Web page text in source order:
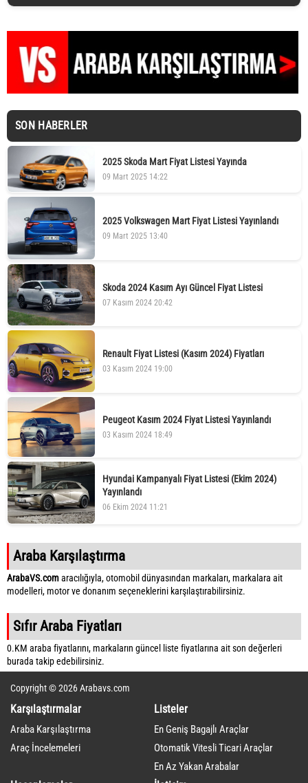
SON HABERLER
2025 Skoda Mart Fiyat Listesi Yayında
09 Mart 2025 14:22
2025 Volkswagen Mart Fiyat Listesi Yayınlandı
09 Mart 2025 13:40
Skoda 2024 Kasım Ayı Güncel Fiyat Listesi
07 Kasım 2024 20:42
Renault Fiyat Listesi (Kasım 2024) Fiyatları
03 Kasım 2024 19:00
Peugeot Kasım 2024 Fiyat Listesi Yayınlandı
03 Kasım 2024 18:49
Hyundai Kampanyalı Fiyat Listesi (Ekim 2024)
Yayınlandı
06 Ekim 2024 11:21
Araba Karşılaştırma
ArabaVS.comaracılığıyla, otomobil dünyasından markaları, markalara ait
modelleri, motor ve donanım seçeneklerini karşılaştırabilirsiniz.
Sıfır Araba Fiyatları
0.KM araba fiyatlarını, markaların güncel liste fiyatlarına ait son değerleri
burada takip edebilirsiniz.
Copyright © 2026 Arabavs.com
Karşılaştırmalar
Araba Karşılaştırma
Araç İncelemeleri
Listeler
En Geniş Bagajlı Araçlar
Otomatik Vitesli Ticari Araçlar
En Az Yakan Arabalar